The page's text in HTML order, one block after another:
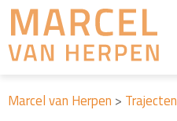
Marcel van Herpen > Trajecten